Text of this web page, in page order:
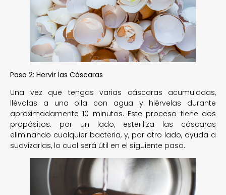
Paso 2: Hervir las Cáscaras
Una vez que tengas varias cáscaras acumuladas,
llévalas a una olla con agua y hiérvelas durante
aproximadamente 10 minutos. Este proceso tiene dos
propósitos: por un lado, esteriliza las cáscaras
eliminando cualquier bacteria, y, por otro lado, ayuda a
suavizarlas, lo cual será útil en el siguiente paso.